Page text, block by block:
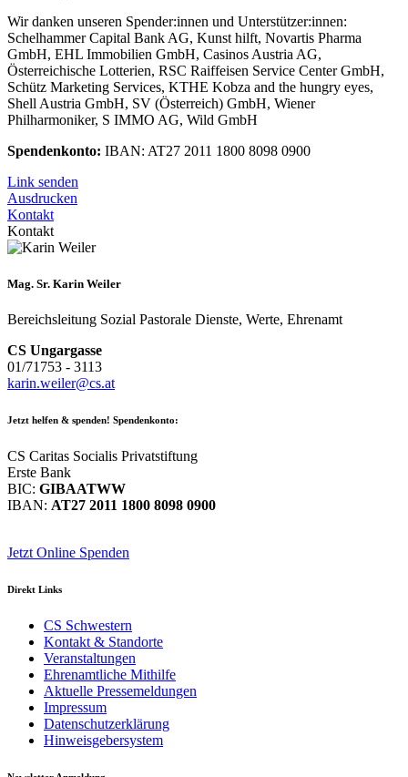
Wir danken unseren Spender:innen und Unterstützer:innen:
Schelhammer Capital Bank AG, Kunst hilft, Novartis Pharma
GmbH, EHL Immobilien GmbH, Casinos Austria AG,
Österreichische Lotterien, RSC Raiffeisen Service Center GmbH,
Schütz Marketing Services, KTHE Kobza and the hungry eyes,
Shell Austria GmbH, SV (Österreich) GmbH, Wiener
Philharmoniker, S IMMO AG, Wild GmbH
Spendenkonto: IBAN: AT27 2011 1800 8098 0900
Link senden
Ausdrucken
Kontakt
Kontakt
Mag. Sr. Karin Weiler
Bereichsleitung Sozial Pastorale Dienste, Werte, Ehrenamt
CS Ungargasse
01/71753 - 3113
karin.weiler@cs.at
Jetzt helfen & spenden! Spendenkonto:
CS Caritas Socialis Privatstiftung
Erste Bank
BIC: GIBAATWW
IBAN: AT27 2011 1800 8098 0900
Jetzt Online Spenden
Direkt Links
CS Schwestern
Kontakt & Standorte
Veranstaltungen
Ehrenamtliche Mithilfe
Aktuelle Pressemeldungen
Impressum
Datenschutzerklärung
Hinweisgebersystem